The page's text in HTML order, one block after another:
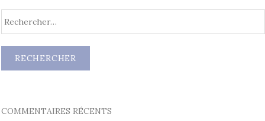
COMMENTAIRES RÉCENTS